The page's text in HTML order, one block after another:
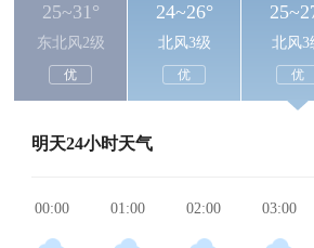
25~31°
东北风2级
优
24~26°
北风3级
优
北风3
优
明天24小时天气
00:00 01:00 02:00 03:00